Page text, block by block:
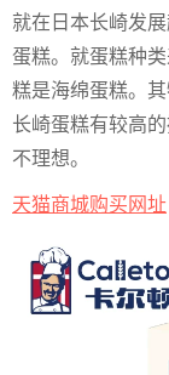
就在日本长崎发
蛋糕。就蛋糕种
糕是海绵蛋糕。其
长崎蛋糕有较高
不理想。
天猫商城购买网址